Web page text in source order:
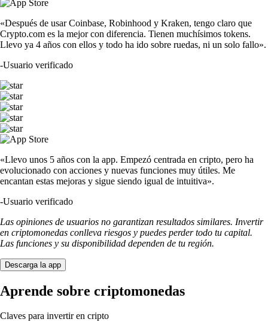
«Después de usar Coinbase, Robinhood y Kraken, tengo claro que
Crypto.com es la mejor con diferencia. Tienen muchísimos tokens.
Llevo ya 4 años con ellos y todo ha ido sobre ruedas, ni un solo fallo».
-Usuario verificado
«Llevo unos 5 años con la app. Empezó centrada en cripto, pero ha
evolucionado con acciones y nuevas funciones muy útiles. Me
encantan estas mejoras y sigue siendo igual de intuitiva».
-Usuario verificado
Las opiniones de usuarios no garantizan resultados similares. Invertir
en criptomonedas conlleva riesgos y puedes perder todo tu capital.
Las funciones y su disponibilidad dependen de tu región.
Descarga la app
Aprende sobre criptomonedas
Claves para invertir en cripto